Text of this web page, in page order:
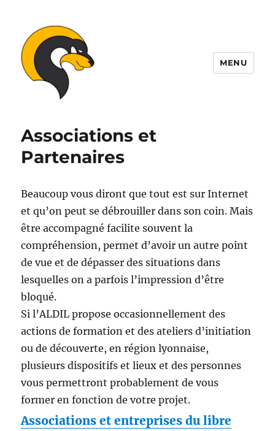
MENU
Associations et
Partenaires
Beaucoup vous diront que tout est sur Internet
et qu’on peut se débrouiller dans son coin. Mais
être accompagné facilite souvent la
compréhension, permet d’avoir un autre point
de vue et de dépasser des situations dans
lesquelles on a parfois l’impression d’être
bloqué.
Si l’ALDIL propose occasionnellement des
actions de formation et des ateliers d’initiation
ou de découverte, en région lyonnaise,
plusieurs dispositifs et lieux et des personnes
vous permettront probablement de vous
former en fonction de votre projet.
Associations et entreprises du libre